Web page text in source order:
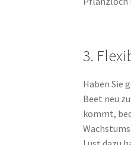
3.
Haben Sie
Beet neu
kommt,